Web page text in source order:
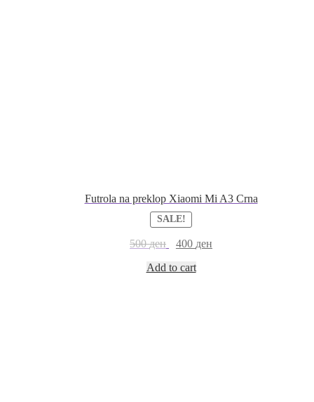
Futrola na preklop Xiaomi Mi A3 Crna
SALE!
500ден 400 ден
Add to cart